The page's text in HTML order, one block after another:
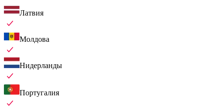
Латвия
Молдова
Нидерланды
Португалия